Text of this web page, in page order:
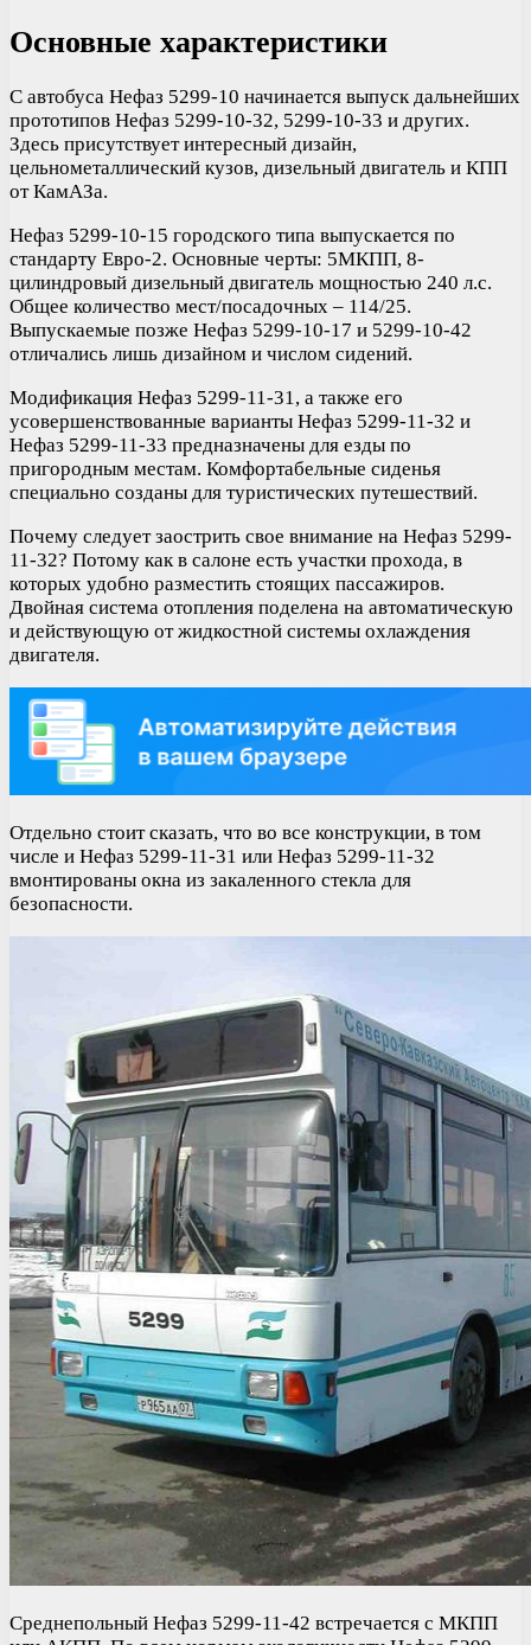
Основные характеристики
С автобуса Нефаз 5299-10 начинается выпуск дальнейших
прототипов Нефаз 5299-10-32, 5299-10-33 и других.
Здесь присутствует интересный дизайн,
цельнометаллический кузов, дизельный двигатель и КПП
от КамАЗа.
Нефаз 5299-10-15 городского типа выпускается по
стандарту Евро-2. Основные черты: 5МКПП, 8-
цилиндровый дизельный двигатель мощностью 240 л.с.
Общее количество мест/посадочных – 114/25.
Выпускаемые позже Нефаз 5299-10-17 и 5299-10-42
отличались лишь дизайном и числом сидений.
Модификация Нефаз 5299-11-31, а также его
усовершенствованные варианты Нефаз 5299-11-32 и
Нефаз 5299-11-33 предназначены для езды по
пригородным местам. Комфортабельные сиденья
специально созданы для туристических путешествий.
Почему следует заострить свое внимание на Нефаз 5299-
11-32? Потому как в салоне есть участки прохода, в
которых удобно разместить стоящих пассажиров.
Двойная система отопления поделена на автоматическую
и действующую от жидкостной системы охлаждения
двигателя.
Отдельно стоит сказать, что во все конструкции, в том
числе и Нефаз 5299-11-31 или Нефаз 5299-11-32
вмонтированы окна из закаленного стекла для
безопасности.
Среднепольный Нефаз 5299-11-42 встречается с МКПП